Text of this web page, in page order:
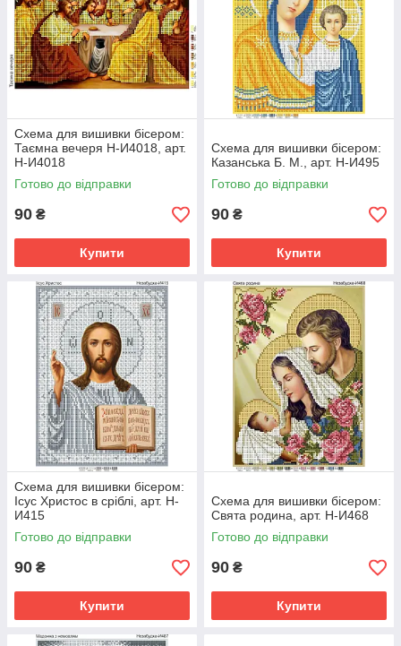
Схема для вишивки бісером:
Таємна вечеря Н-И4018, арт.
Н-И4018
Готово до відправки
90 ₴
Купити
Схема для вишивки бісером:
Казанська Б. М., арт. Н-И495
Готово до відправки
90 ₴
Купити
Схема для вишивки бісером:
Ісус Христос в сріблі, арт. Н-
И415
Готово до відправки
90 ₴
Купити
Схема для вишивки бісером:
Свята родина, арт. Н-И468
Готово до відправки
90 ₴
Купити